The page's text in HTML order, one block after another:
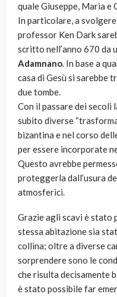
quale Giuseppe, Maria e
In particolare, a
professor Ken Dark
scritto nell’anno 670 da
Adamnano. In base a
casa di Gesù si sarebbe
due tombe.
Con il passare dei secoli
subito diverse
bizantina e nel corso
per essere incorporate
Questo avrebbe
proteggerla dall’usura
atmosferici.
Grazie agli scavi è stato
stessa abitazione sia
collina; oltre a diverse
sorprendere sono le
che risulta decisamente
è stato possibile far